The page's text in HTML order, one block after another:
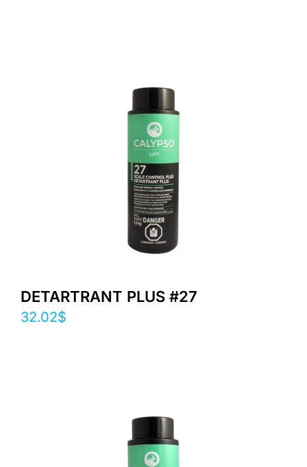
DETARTRANT PLUS #27
32.02$